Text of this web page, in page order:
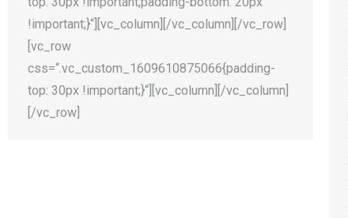
!important;}“][vc_column][/vc_column][/vc_row]
[vc_row
css=“.vc_custom_1609610875066{padding-
top: 30px !important;}“][vc_column][/vc_column]
[/vc_row]